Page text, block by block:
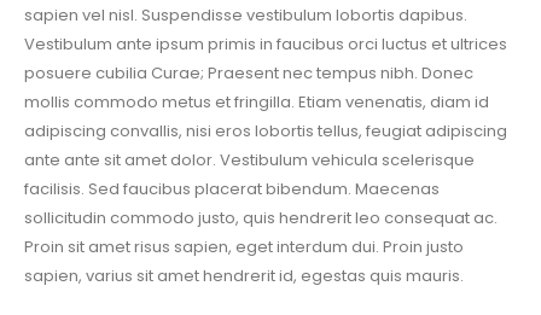
sapien vel nisl. Suspendisse vestibulum lobortis dapibus.
Vestibulum ante ipsum primis in faucibus orci luctus et ultrices
posuere cubilia Curae; Praesent nec tempus nibh. Donec
mollis commodo metus et fringilla. Etiam venenatis, diam id
adipiscing convallis, nisi eros lobortis tellus, feugiat adipiscing
ante ante sit amet dolor. Vestibulum vehicula scelerisque
facilisis. Sed faucibus placerat bibendum. Maecenas
sollicitudin commodo justo, quis hendrerit leo consequat ac.
Proin sit amet risus sapien, eget interdum dui. Proin justo
sapien, varius sit amet hendrerit id, egestas quis mauris.